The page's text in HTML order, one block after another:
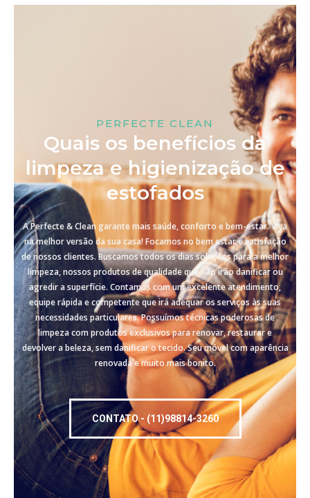
PERFECTE CLEAN
Quais os benefícios da
limpeza e higienização de
estofados
A Perfecte & Clean garante mais saúde, conforto e bem-estar. Viva
na melhor versão da sua casa! Focamos no bem estar e satisfação
de nossos clientes. Buscamos todos os dias soluções para a melhor
limpeza, nossos produtos de qualidade que não irão danificar ou
agredir a superfície. Contamos com um excelente atendimento,
equipe rápida e competente que irá adequar os serviços às suas
necessidades particulares. Possuímos técnicas poderosas de
limpeza com produtos exclusivos para renovar, restaurar e
devolver a beleza, sem danificar o tecido. Seu móvel com aparência
renovada e muito mais bonito.
CONTATO - (11)98814-3260